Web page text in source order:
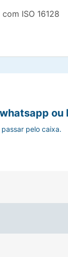
ISO 16128
ou
pelo caixa.